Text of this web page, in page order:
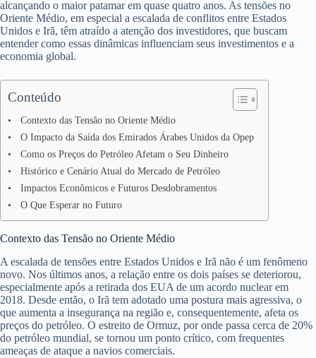
alcançando o maior patamar em quase quatro anos. As tensões no
Oriente Médio, em especial a escalada de conflitos entre Estados
Unidos e Irã, têm atraído a atenção dos investidores, que buscam
entender como essas dinâmicas influenciam seus investimentos e a
economia global.
Conteúdo
Contexto das Tensão no Oriente Médio
O Impacto da Saída dos Emirados Árabes Unidos da Opep
Como os Preços do Petróleo Afetam o Seu Dinheiro
Histórico e Cenário Atual do Mercado de Petróleo
Impactos Econômicos e Futuros Desdobramentos
O Que Esperar no Futuro
Contexto das Tensão no Oriente Médio
A escalada de tensões entre Estados Unidos e Irã não é um fenômeno
novo. Nos últimos anos, a relação entre os dois países se deteriorou,
especialmente após a retirada dos EUA de um acordo nuclear em
2018. Desde então, o Irã tem adotado uma postura mais agressiva, o
que aumenta a insegurança na região e, consequentemente, afeta os
preços do petróleo. O estreito de Ormuz, por onde passa cerca de 20%
do petróleo mundial, se tornou um ponto crítico, com frequentes
ameaças de ataque a navios comerciais.